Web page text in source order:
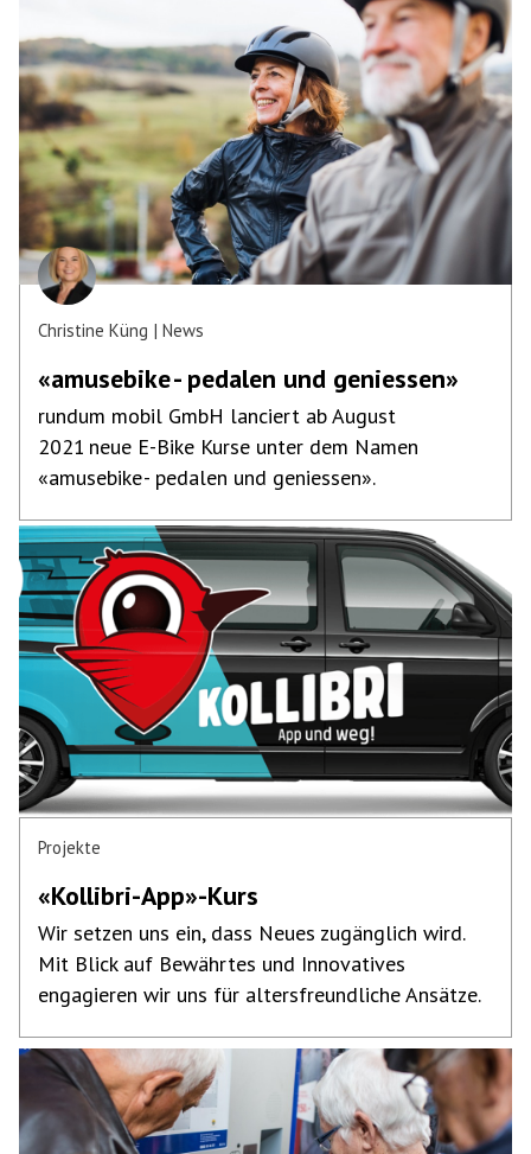
Christine Küng News
«amusebike - pedalen und geniessen»
rundum mobil GmbH lanciert ab August
2021 neue E-Bike Kurse unter dem Namen
«amusebike - pedalen und geniessen».
Projekte
«Kollibri-App»-Kurs
Wir setzen uns ein, dass Neues zugänglich wird.
Mit Blick auf Bewährtes und Innovatives
engagieren wir uns für altersfreundliche Ansätze.